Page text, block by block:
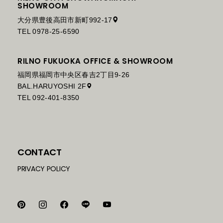
SHOWROOM
大分県豊後高田市新町992-17
TEL 0978-25-6590
RILNO FUKUOKA OFFICE & SHOWROOM
福岡県福岡市中央区春吉2丁目9-26
BAL.HARUYOSHI 2F
TEL 092-401-8350
CONTACT
PRIVACY POLICY